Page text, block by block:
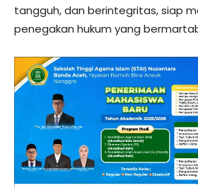
tangguh, dan berintegritas, siap
penegakan hukum yang